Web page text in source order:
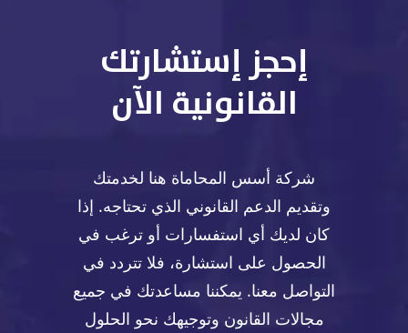
إحجز إستشارتك
القانونية الآن
شركة أسس المحاماة هنا لخدمتك
وتقديم الدعم القانوني الذي تحتاجه. إذا
كان لديك أي استفسارات أو ترغب في
الحصول على استشارة، فلا تتردد في
التواصل معنا. يمكننا مساعدتك في جميع
مجالات القانون وتوجيهك نحو الحلول